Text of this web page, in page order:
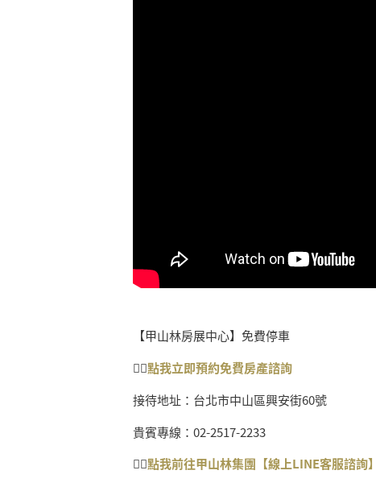
【甲山林房展中心】免費停車
👉🏻點我立即預約免費房產諮詢
接待地址：台北市中山區興安街60號
貴賓專線：02-2517-2233
👉🏻點我前往甲山林集團【線上LINE客服諮詢】